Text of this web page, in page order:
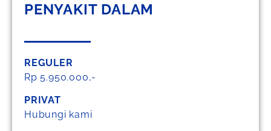
PENYAKIT DALAM
REGULER
Rp 5.950.000,-
PRIVAT
Hubungi kami